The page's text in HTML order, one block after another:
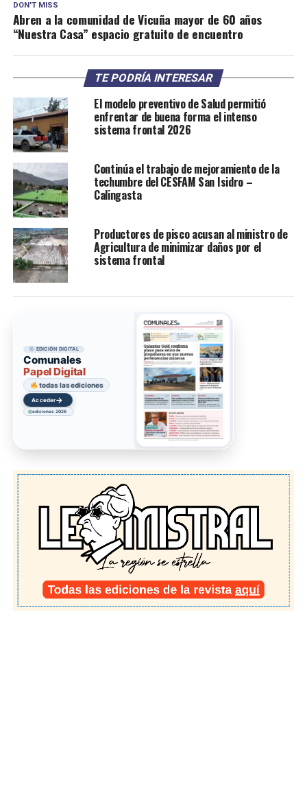
DON'T MISS
Abren a la comunidad de Vicuña mayor de 60 años
“Nuestra Casa” espacio gratuito de encuentro
TE PODRÍA INTERESAR
El modelo preventivo de Salud permitió
enfrentar de buena forma el intenso
sistema frontal 2026
Continúa el trabajo de mejoramiento de la
techumbre del CESFAM San Isidro –
Calingasta
Productores de pisco acusan al ministro de
Agricultura de minimizar daños por el
sistema frontal
EDICIÓN DIGITAL
Comunales
Papel Digital
todas las ediciones
Acceder→
ediciones 2026